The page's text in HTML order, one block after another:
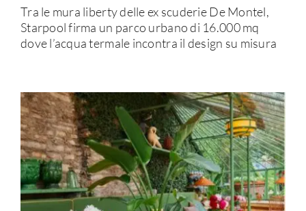
Tra le mura liberty delle ex scuderie De Montel,
Starpool firma un parco urbano di 16.000 mq
dove l’acqua termale incontra il design su misura